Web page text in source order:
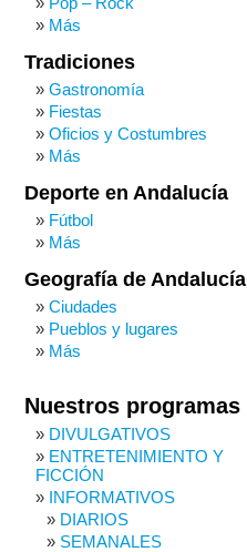
Más
Tradiciones
Gastronomía
Fiestas
Oficios y Costumbres
Más
Deporte en Andalucía
Fútbol
Más
Geografía de Andalucía
Ciudades
Pueblos y lugares
Más
Nuestros programas
DIVULGATIVOS
ENTRETENIMIENTO Y
FICCIÓN
INFORMATIVOS
DIARIOS
SEMANALES